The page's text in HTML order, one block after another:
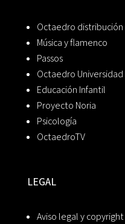
Octaedro distribución
Música y flamenco
Passos
Octaedro Universidad
Educación Infantil
Proyecto Noria
Psicología
OctaedroTV
LEGAL
Aviso legal y copyright